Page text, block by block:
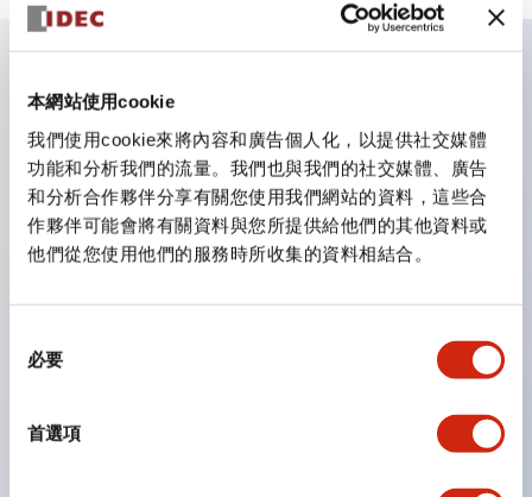
本網站使用cookie
我們使用cookie來將內容和廣告個人化，以提供社交媒體
功能和分析我們的流量。我們也與我們的社交媒體、廣告
和分析合作夥伴分享有關您使用我們網站的資料，這些合
作夥伴可能會將有關資料與您所提供給他們的其他資料或
他們從您使用他們的服務時所收集的資料相結合。
必要
首選項
主要特點
CS型凸輪開關是方便用於設備的開關和切換，適用範圍廣
泛的操作開關器。
提供72種標準迴路
透過6種形式與接點模組段數的組合，可實現各種接點構
造。
配備可確認接點狀態的指示燈，並提供手柄操作型、鑰匙
手柄可從6種中選擇